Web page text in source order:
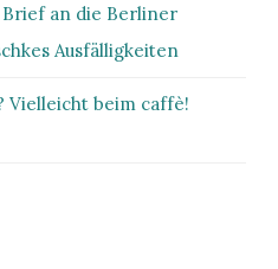
an die Berliner
Ausfälligkeiten
Vielleicht beim caffè!